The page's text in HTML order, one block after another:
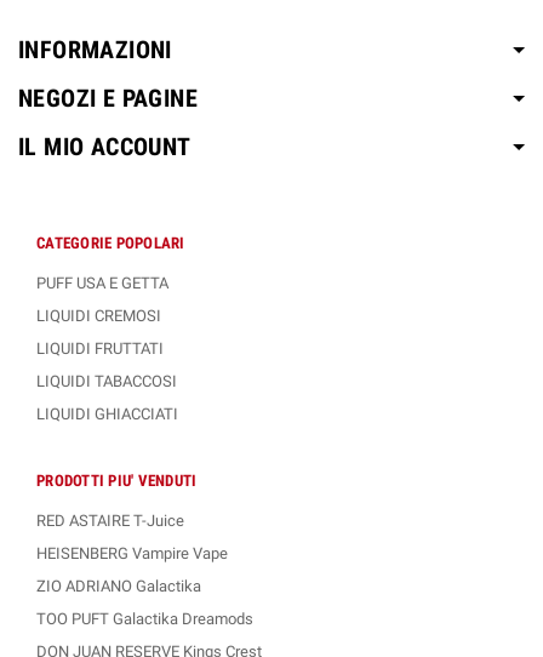
INFORMAZIONI
NEGOZI E PAGINE
IL MIO ACCOUNT
CATEGORIE POPOLARI
PUFF USA E GETTA
LIQUIDI CREMOSI
LIQUIDI FRUTTATI
LIQUIDI TABACCOSI
LIQUIDI GHIACCIATI
PRODOTTI PIU' VENDUTI
RED ASTAIRE T-Juice
HEISENBERG Vampire Vape
ZIO ADRIANO Galactika
TOO PUFT Galactika Dreamods
DON JUAN RESERVE Kings Crest